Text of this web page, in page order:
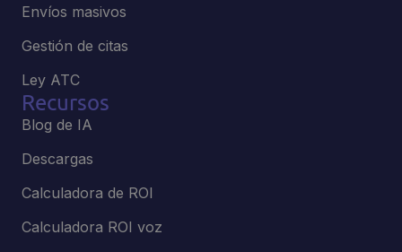
Envíos masivos
Gestión de citas
Ley ATC
Recursos
Blog de IA
Descargas
Calculadora de ROI
Calculadora ROI voz